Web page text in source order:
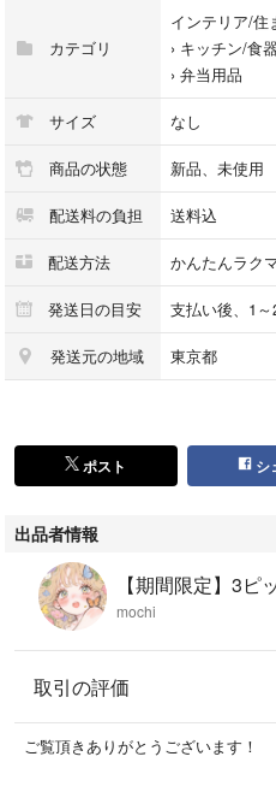
#ケーキピック
カテゴリ
インテリア/住
› キッチン/食器
› 弁当用品
サイズ なし
商品の状態 新品、未使用
配送料の負担 送料込
配送方法 かんたんラク
発送日の目安 支払い後、1
発送元の地域 東京都
ポスト シ
出品者情報
【期間限定】3ピ
mochi
取引の評価
ご覧頂きありがとうございます！